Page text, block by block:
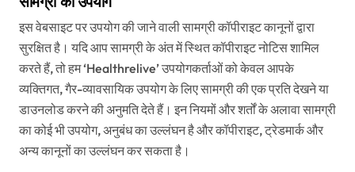
इस वेबसाइट पर उपयोग की जाने वाली सामग्री कॉपीराइट कानूनों द्वारा
सुरक्षित है। यदि आप सामग्री के अंत में स्थित कॉपीराइट नोटिस शामिल
करते हैं, तो हम ‘Healthrelive’ उपयोगकर्ताओं को केवल आपके
व्यक्तिगत, गैर-व्यावसायिक उपयोग के लिए सामग्री की एक प्रति देखने या
डाउनलोड करने की अनुमति देते हैं। इन नियमों और शर्तों के अलावा सामग्री
का कोई भी उपयोग, अनुबंध का उल्लंघन है और कॉपीराइट, ट्रेडमार्क और
अन्य कानूनों का उल्लंघन कर सकता है।